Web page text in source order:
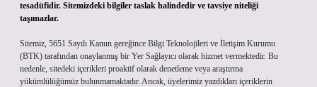
tesadüfidir. Sitemizdeki bilgiler taslak halindedir ve tavsiye niteliği
taşımazlar.
Sitemiz, 5651 Sayılı Kanun gereğince Bilgi Teknolojileri ve İletişim Kurumu
(BTK) tarafından onaylanmış bir Yer Sağlayıcı olarak hizmet vermektedir. Bu
nedenle, sitedeki içerikleri proaktif olarak denetleme veya araştırma
yükümlülüğümüz bulunmamaktadır. Ancak, üyelerimiz yazdıkları içeriklerin